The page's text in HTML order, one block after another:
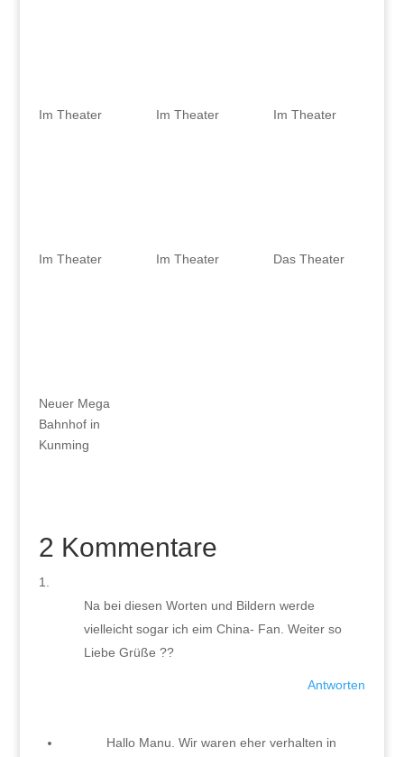
Im Theater Im Theater Im Theater
Im Theater Im Theater Das Theater
Neuer Mega
Bahnhof in
Kunming
2 Kommentare
Na bei diesen Worten und Bildern werde
vielleicht sogar ich eim China- Fan. Weiter so
Liebe Grüße ??
Antworten
Hallo Manu. Wir waren eher verhalten in